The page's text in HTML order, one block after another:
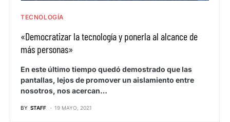
TECNOLOGÍA
«Democratizar la tecnología y ponerla al alcance de
más personas»
En este último tiempo quedó demostrado que las
pantallas, lejos de promover un aislamiento entre
nosotros, nos acercan…
BY STAFF 19 MAYO, 2021